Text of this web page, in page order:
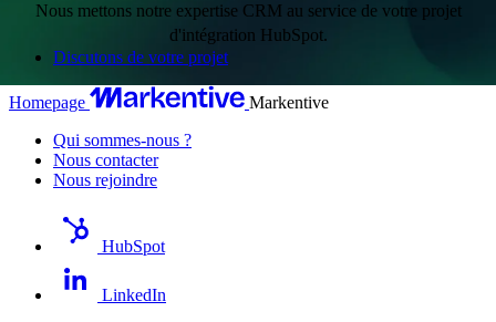
Nous mettons notre expertise CRM au service de votre projet
d'intégration HubSpot.
Discutons de votre projet
Homepage
Markentive
Qui sommes-nous ?
Nous contacter
Nous rejoindre
HubSpot
LinkedIn